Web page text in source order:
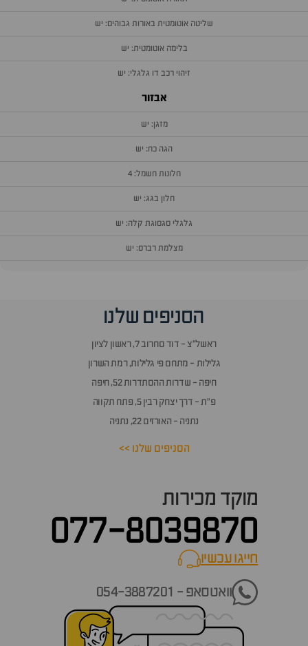
שליטה אוטומטית באורות גבוהים: יש
בלימה אוטומטית: יש
זיהוי רכב דו גלגלי: יש
אבזור
מזגן: יש
הגה כח: יש
חלונות חשמל: 4
חלון בגג: יש
גלגלי סגסוגת קלה: יש
מצלמת רברס: יש
הסניפים שלנו
ראשל״צ - דוד סחרוב 7, ראשון לציון
גלילות - מתחם פי גלילות, רמת השרון
חיפה - שדרות ההסתדרות 52, חיפה
פ״ת - דרך יצחק רבין 5, פתח תקווה
נתניה - האורזים 22, נתניה
הסניפים שלנו >>
מוקד מכירות
077-8039870
חייגו עכשיוcall now
וואטסאפ - 054-3887201